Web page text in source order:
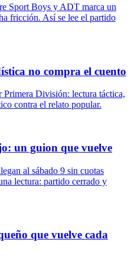
Sport Boys y ADT marca un
fricción. Así se lee el partido
no compra el cuento
División: lectura táctica,
contra el relato popular.
un guion que vuelve
al sábado 9 sin cuotas
lectura: partido cerrado y
que vuelve cada